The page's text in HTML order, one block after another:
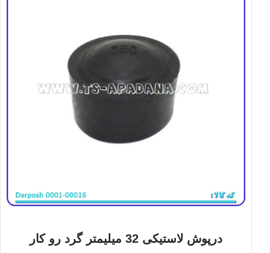
درپوش لاستیکی 32 میلیمتر گرد رو کار